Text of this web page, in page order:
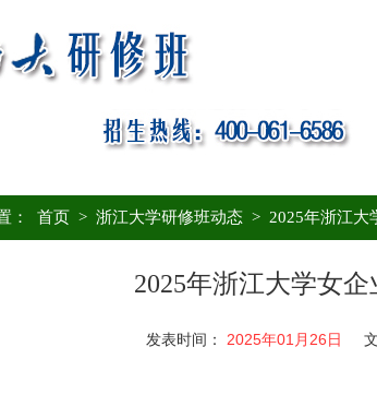
： 首页 > 浙江大学研修班动态 > 2025年浙江大
2025年浙江大学女
发表时间： 2025年01月26日